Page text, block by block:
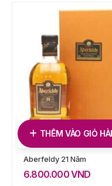
THÊM VÀO GIỎ
Aberfeldy 21 Năm
6.800.000VND